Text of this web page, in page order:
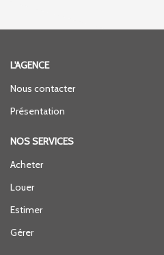
L'AGENCE
Nous contacter
Présentation
NOS SERVICES
Acheter
Louer
Estimer
Gérer